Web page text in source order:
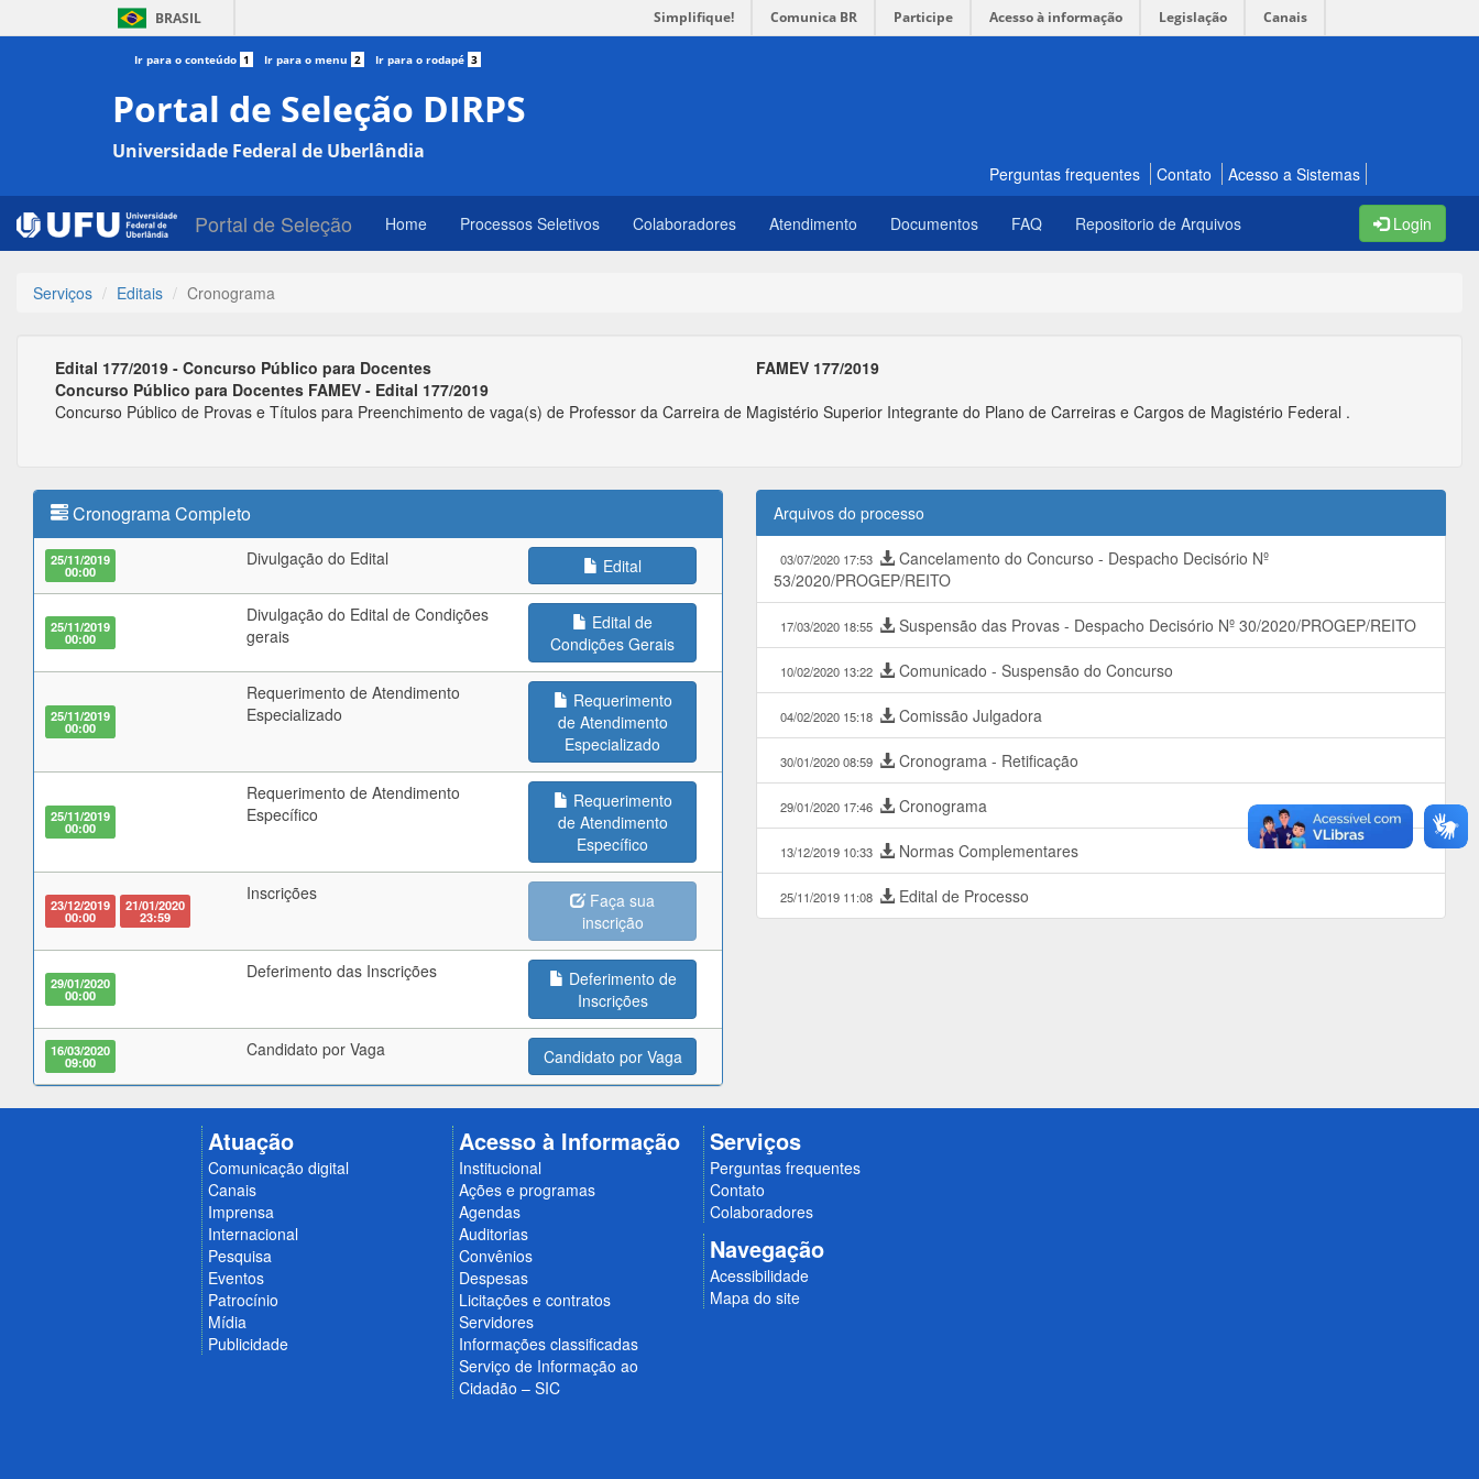
BRASIL Simplifique! Comunica BR Participe Acesso à informação Legislação Canais
Ir para o conteúdo 1 Ir para o menu 2 Ir para o rodapé 3
Portal de Seleção DIRPS
Universidade Federal de Uberlândia
Perguntas frequentes Contato Acesso a Sistemas
Portal de Seleção Home Processos Seletivos Colaboradores Atendimento Documentos FAQ Repositorio de Arquivos Login
Serviços Editais Cronograma
Edital 177/2019 - Concurso Público para Docentes
FAMEV 177/2019
Concurso Público para Docentes FAMEV - Edital 177/2019
Concurso Público de Provas e Títulos para Preenchimento de vaga(s) de Professor da Carreira de Magistério Superior Integrante do Plano de Carreiras e Cargos de Magistério Federal .
Cronograma Completo
25/11/2019
00:00
Divulgação do Edital Edital
25/11/2019
00:00
Divulgação do Edital de Condições
gerais
Edital de
Condições Gerais
25/11/2019
00:00
Requerimento de Atendimento
Especializado
Requerimento
de Atendimento
Especializado
25/11/2019
00:00
Requerimento de Atendimento
Específico
Requerimento
de Atendimento
Específico
23/12/2019
00:00
21/01/2020
23:59
Inscrições
Faça sua
inscrição
29/01/2020
00:00
Deferimento das Inscrições
Deferimento de
Inscrições
16/03/2020
09:00
Candidato por Vaga Candidato por Vaga
Arquivos do processo
03/07/2020 17:53
Cancelamento do Concurso - Despacho Decisório Nº
53/2020/PROGEP/REITO
17/03/2020 18:55 Suspensão das Provas - Despacho Decisório Nº 30/2020/PROGEP/REITO
10/02/2020 13:22 Comunicado - Suspensão do Concurso
04/02/2020 15:18 Comissão Julgadora
30/01/2020 08:59 Cronograma - Retificação
29/01/2020 17:46 Cronograma
13/12/2019 10:33 Normas Complementares
25/11/2019 11:08 Edital de Processo
Atuação
Comunicação digital
Canais
Imprensa
Internacional
Pesquisa
Eventos
Patrocínio
Mídia
Publicidade
Acesso à Informação
Institucional
Ações e programas
Agendas
Auditorias
Convênios
Despesas
Licitações e contratos
Servidores
Informações classificadas
Serviço de Informação ao
Cidadão – SIC
Serviços
Perguntas frequentes
Contato
Colaboradores
Navegação
Acessibilidade
Mapa do site